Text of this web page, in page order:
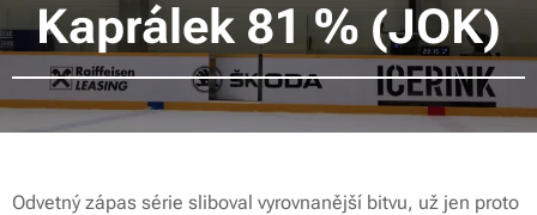
Kaprálek 81 % (JOK)
Odvetný zápas série sliboval vyrovnanější bitvu, už jen proto